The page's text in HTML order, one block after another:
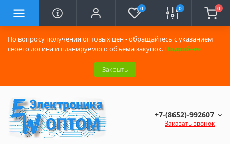
По вопросу получения оптовых цен - обращайтесь с указанием
своего логина и планируемого объема закупок. Подробнее
Закрыть
0 0 0
+7-(8652)-992607
Заказать звонок